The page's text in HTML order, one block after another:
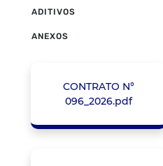
ADITIVOS
ANEXOS
CONTRATO N°
096_2026.pdf